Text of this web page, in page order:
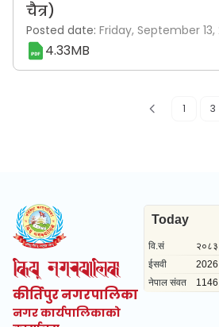
चैत्र)
Posted date: Friday, September
4.33MB
1 3
कीर्तिपुर नगरपालिका
नगर कार्यपालिकाको